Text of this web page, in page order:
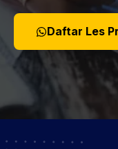
Daftar Les